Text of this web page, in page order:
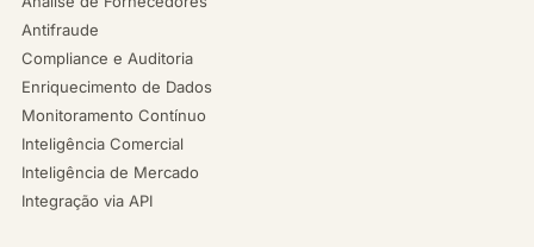
Antifraude
Compliance e Auditoria
Enriquecimento de Dados
Monitoramento Contínuo
Inteligência Comercial
Inteligência de Mercado
Integração via API